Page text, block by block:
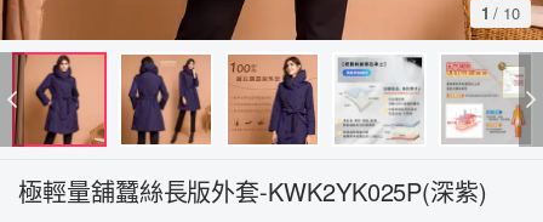
1 / 10
極輕量舖蠶絲長版外套-KWK2YK025P(深紫)